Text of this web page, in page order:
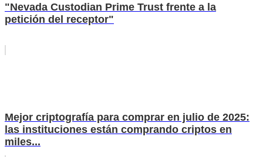
"Nevada Custodian Prime Trust frente a la
petición del receptor"
Mejor criptografía para comprar en julio de 2025:
las instituciones están comprando criptos en
miles...